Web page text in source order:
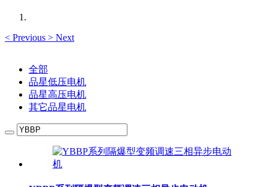
< Previous > Next
全部
品星低压电机
品星高压电机
其它品星电机